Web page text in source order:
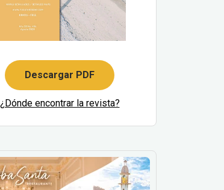
Descargar PDF
¿Dónde encontrar la revista?